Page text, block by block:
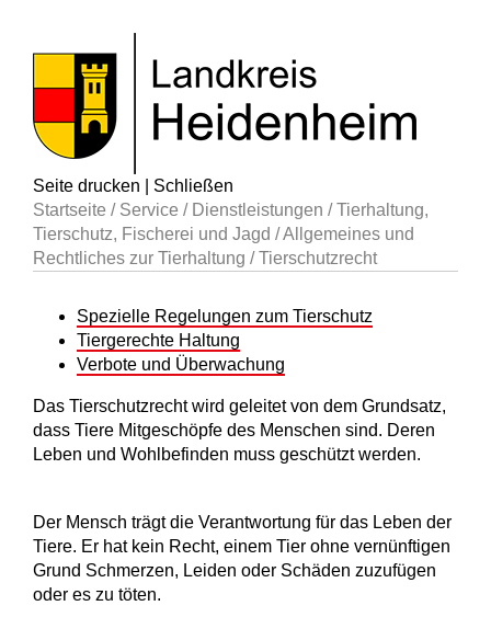
Seite drucken
Schließen
Startseite / Service / Dienstleistungen /Tierhaltung,
Tierschutz, Fischerei und Jagd /Allgemeines und
Rechtliches zur Tierhaltung /Tierschutzrecht
Spezielle Regelungen zum Tierschutz
Tiergerechte Haltung
Verbote und Überwachung
Das Tierschutzrecht wird geleitet von dem Grundsatz,
dass Tiere Mitgeschöpfe des Menschen sind. Deren
Leben und Wohlbefinden muss geschützt werden.
Der Mensch trägt die Verantwortung für das Leben der
Tiere. Er hat kein Recht, einem Tier ohne vernünftigen
Grund Schmerzen, Leiden oder Schäden zuzufügen
oder es zu töten.